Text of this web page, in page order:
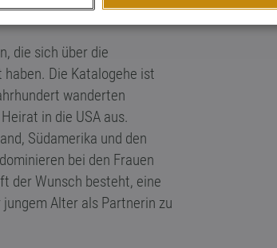
die sich über die
Die Katalogehe ist
wanderten
in die USA aus.
Südamerika und den
bei den Frauen
der Wunsch besteht, eine
Alter als Partnerin zu